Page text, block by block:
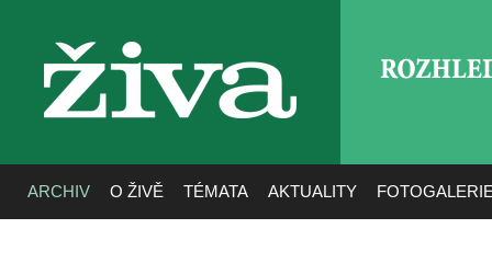
živa
ARCHIV O ŽIVĚ TÉMATA AKTUALITY